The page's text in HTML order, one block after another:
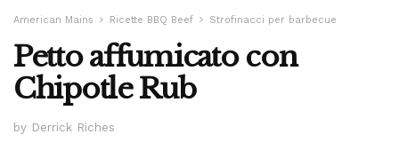
American Mains Ricette BBQ Beef Strofinacci per barbecue
Petto affumicato con
Chipotle Rub
by Derrick Riches